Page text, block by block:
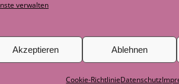
verwalten
Akzeptieren Ablehnen
Cookie-RichtlinieDatenschutz